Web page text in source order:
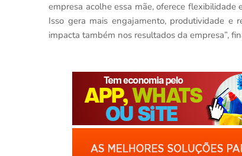
empresa acolhe essa mãe, oferece
Isso gera mais engajamento, produtividade e
impacta também nos resultados da empresa”,